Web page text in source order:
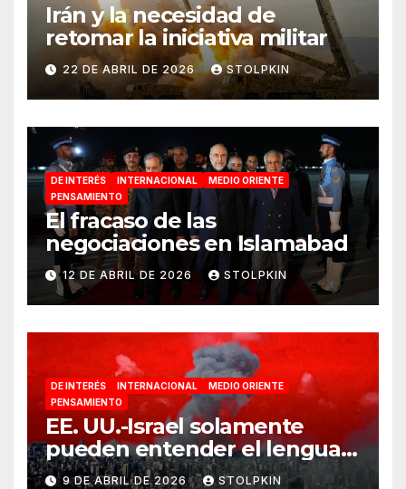
Irán y la necesidad de
retomar la iniciativa militar
22 DE ABRIL DE 2026 STOLPKIN
DE INTERÉS INTERNACIONAL
MEDIO ORIENTE
PENSAMIENTO
El fracaso de las
negociaciones en Islamabad
12 DE ABRIL DE 2026 STOLPKIN
DE INTERÉS INTERNACIONAL
MEDIO ORIENTE
PENSAMIENTO
EE. UU.-Israel solamente
pueden entender el lenguaje
de la guerra
9 DE ABRIL DE 2026 STOLPKIN